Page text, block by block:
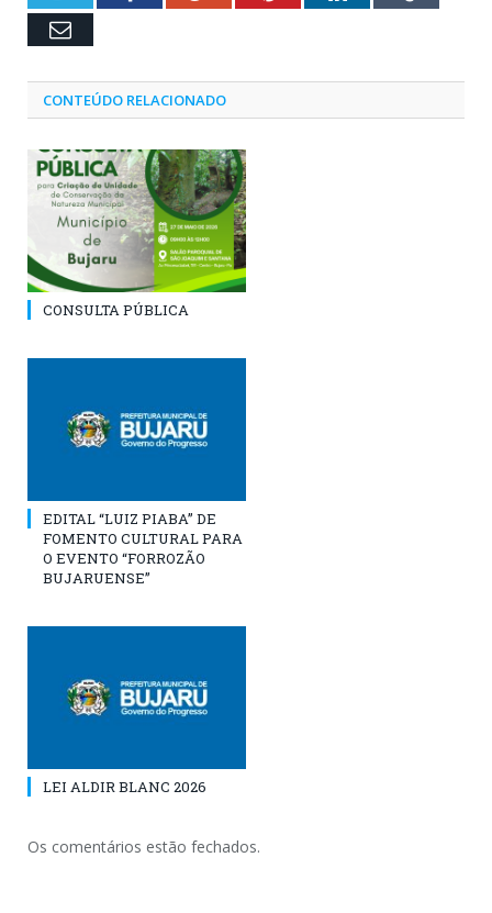
Email
CONTEÚDO RELACIONADO
CONSULTA PÚBLICA
EDITAL “LUIZ PIABA” DE
FOMENTO CULTURAL PARA
O EVENTO “FORROZÃO
BUJARUENSE”
LEI ALDIR BLANC 2026
Os comentários estão fechados.